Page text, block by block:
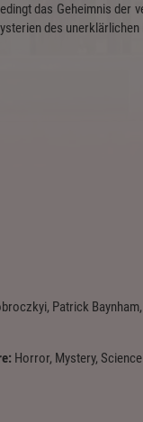
das Geheimnis der
des unerklärlichen
Patrick
Horror, Mystery,